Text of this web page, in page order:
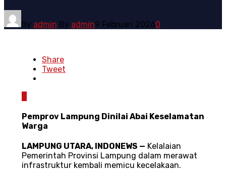
By admin By admin9 Februari 20260
Share
Tweet
Pemprov Lampung Dinilai Abai Keselamatan
Warga
LAMPUNG UTARA, INDONEWS — Kelalaian
Pemerintah Provinsi Lampung dalam merawat
infrastruktur kembali memicu kecelakaan.